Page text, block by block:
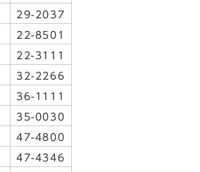
29-2037
22-8501
22-3111
32-2266
36-1111
35-0030
47-4800
47-4346